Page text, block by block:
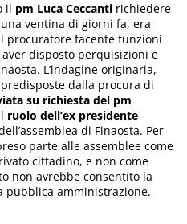
il pm Luca Ceccanti richiedere
ventina di giorni fa, era
procuratore facente funzioni
aver disposto perquisizioni e
L’indagine originaria,
dalla procura di
su richiesta del pm
ruolo dell’ex presidente
di Finaosta. Per
parte alle assemblee come
cittadino, e non come
non avrebbe consentito la
pubblica amministrazione.